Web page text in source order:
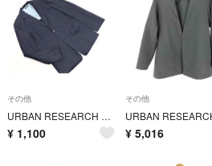
その他
URBAN RESEARCH アーバンリサーチ ジャケット sizeM/濃紺 ■◇ メンズ
¥ 1,100
その他
¥ 5,016